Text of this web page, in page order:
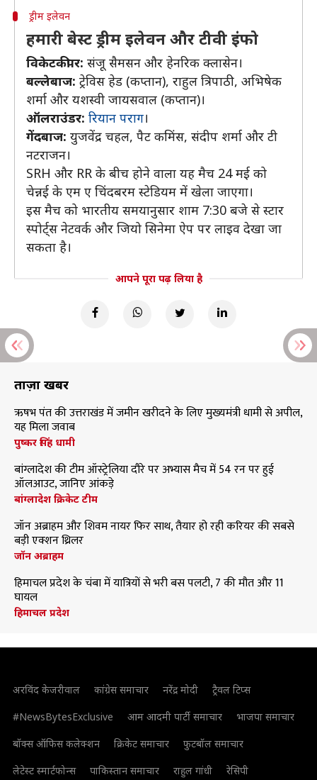
ड्रीम इलेवन
हमारी बेस्ट ड्रीम इलेवन और टीवी इंफो
विकेटकीपर: संजू सैमसन और हेनरिक क्लासेन।
बल्लेबाज: ट्रेविस हेड (कप्तान), राहुल त्रिपाठी, अभिषेक
शर्मा और यशस्वी जायसवाल (कप्तान)।
ऑलराउंडर: रियान पराग।
गेंदबाज: युजवेंद्र चहल, पैट कमिंस, संदीप शर्मा और टी
नटराजन।
SRH और RR के बीच होने वाला यह मैच 24 मई को
चेन्नई के एम ए चिंदबरम स्टेडियम में खेला जाएगा।
इस मैच को भारतीय समयानुसार शाम 7:30 बजे से स्टार
स्पोर्ट्स नेटवर्क और जियो सिनेमा ऐप पर लाइव देखा जा
सकता है।
आपने पूरा पढ़ लिया है
ताज़ा खबरें
ऋषभ पंत की उत्तराखंड में जमीन खरीदने के लिए मुख्यमंत्री धामी से अपील,
यह मिला जवाब
पुष्कर सिंह धामी
बांग्लादेश की टीम ऑस्ट्रेलिया दौरे पर अभ्यास मैच में 54 रन पर हुई
ऑलआउट, जानिए आंकड़े
बांग्लादेश क्रिकेट टीम
जॉन अब्राहम और शिवम नायर फिर साथ, तैयार हो रही करियर की सबसे
बड़ी एक्शन थ्रिलर
जॉन अब्राहम
हिमाचल प्रदेश के चंबा में यात्रियों से भरी बस पलटी, 7 की मौत और 11
घायल
हिमाचल प्रदेश
अरविंद केजरीवाल कांग्रेस समाचार नरेंद्र मोदी
ट्रैवल टिप्स
#NewsBytesExclusive
आम आदमी पार्टी समाचार
भाजपा समाचार
बॉक्स ऑफिस कलेक्शन
क्रिकेट समाचार
फुटबॉल समाचार
लेटेस्ट स्मार्टफोन्स
पाकिस्तान समाचार राहुल गांधी रेसिपी